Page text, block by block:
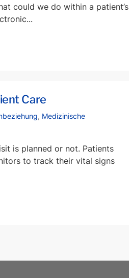
could we do within a patient’s
Care
, Medizinische
is planned or not. Patients
to track their vital signs